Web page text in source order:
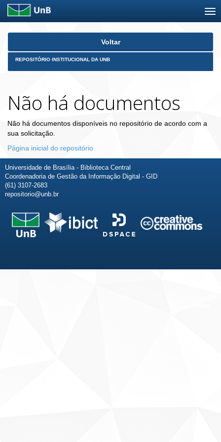
Skip
Voltar
REPOSITÓRIO INSTITUCIONAL DA UNB
Não há documentos
Não há documentos disponíveis no repositório de acordo com a
sua solicitação.
Página inicial do repositório
Universidade de Brasília - Biblioteca Central
Coordenadoria de Gestão da Informação Digital - GID
(61) 3107-2683
repositorio@unb.br